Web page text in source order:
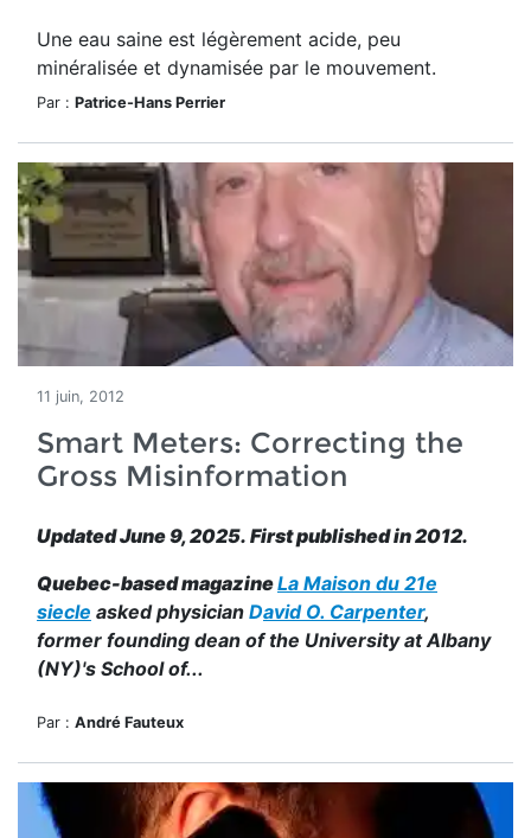
Une eau saine est légèrement acide, peu
minéralisée et dynamisée par le mouvement.
Par : Patrice-Hans Perrier
11 juin, 2012
Smart Meters: Correcting the
Gross Misinformation
Updated June 9, 2025. First published in 2012.
Quebec-based magazineLa Maison du 21e
siecle asked physician David O. Carpenter,
former founding dean of the University at Albany
(NY)'s School of...
Par : André Fauteux